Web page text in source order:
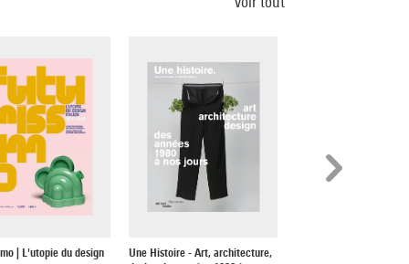
| L'utopie du design
Une Histoire - Art, architecture,